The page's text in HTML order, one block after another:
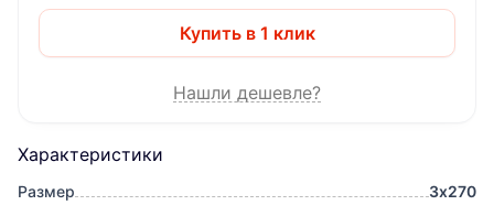
Характеристики
Размер
3х270
Купить в 1 клик
Нашли дешевле?